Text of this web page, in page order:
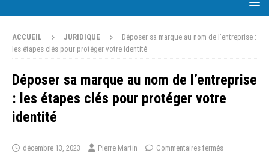
ACCUEIL JURIDIQUE
Déposer sa marque au nom de l’entreprise :
les étapes clés pour protéger votre identité
Déposer sa marque au nom de l’entreprise
: les étapes clés pour protéger votre
identité
décembre 13, 2023 Pierre Martin Commentaires fermés